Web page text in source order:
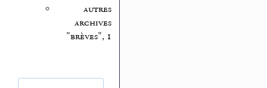
autres
archives
"brèves", 1